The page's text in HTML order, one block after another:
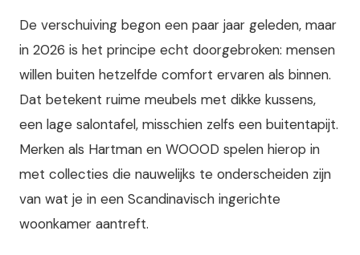
De verschuiving begon een paar jaar geleden, maar
in 2026 is het principe echt doorgebroken: mensen
willen buiten hetzelfde comfort ervaren als binnen.
Dat betekent ruime meubels met dikke kussens,
een lage salontafel, misschien zelfs een buitentapijt.
Merken als Hartman en WOOOD spelen hierop in
met collecties die nauwelijks te onderscheiden zijn
van wat je in een Scandinavisch ingerichte
woonkamer aantreft.